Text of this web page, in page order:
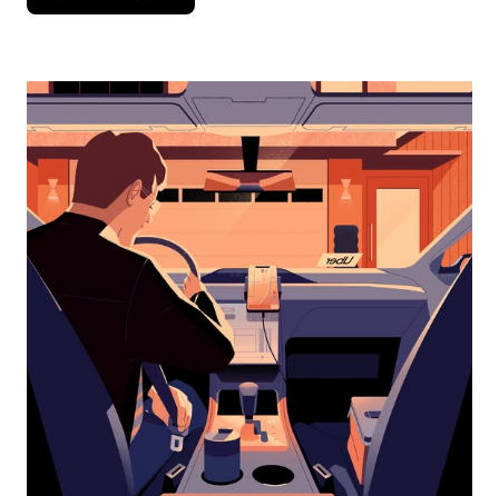
tecla
interagir
o
calendário
selecionar
uma
data.
Prima
o
botão
o
calendário.